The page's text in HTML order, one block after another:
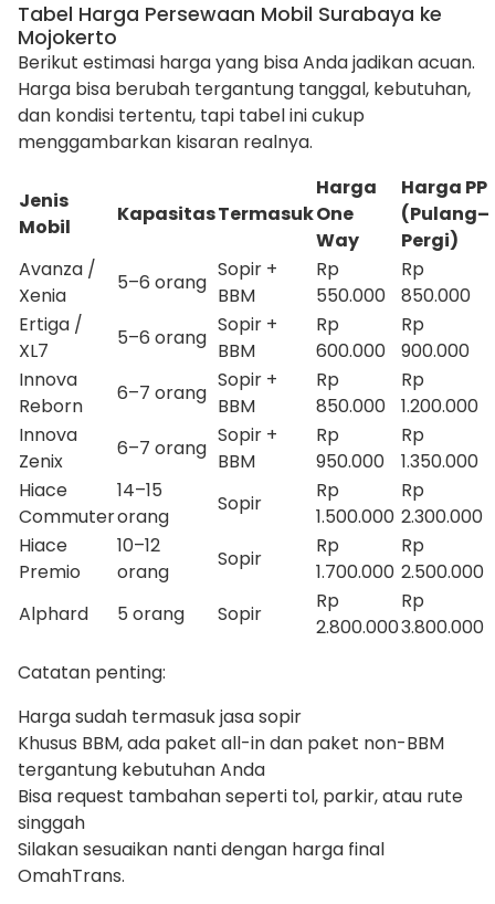
Tabel Harga Persewaan Mobil Surabaya ke
Mojokerto
Berikut estimasi harga yang bisa Anda jadikan acuan.
Harga bisa berubah tergantung tanggal, kebutuhan,
dan kondisi tertentu, tapi tabel ini cukup
menggambarkan kisaran realnya.
Jenis
Mobil
KapasitasTermasuk
Harga
One
Way
Harga PP
(Pulang–
Pergi)
Avanza /
Xenia
5–6 orang
Sopir +
BBM
Rp
550.000
Rp
850.000
Ertiga /
XL7
5–6 orang
Sopir +
BBM
Rp
600.000
Rp
900.000
Innova
Reborn
6–7 orang
Sopir +
BBM
Rp
850.000
Rp
1.200.000
Innova
Zenix
6–7 orang
Sopir +
BBM
Rp
950.000
Rp
1.350.000
Hiace
Commuter
14–15
orang
Sopir
Rp
1.500.000
Rp
2.300.000
Hiace
Premio
10–12
orang
Sopir
Rp
1.700.000
Rp
2.500.000
Alphard
5 orang Sopir
Rp
2.800.000
Rp
3.800.000
Catatan penting:
Harga sudah termasuk jasa sopir
Khusus BBM, ada paket all-in dan paket non-BBM
tergantung kebutuhan Anda
Bisa request tambahan seperti tol, parkir, atau rute
singgah
Silakan sesuaikan nanti dengan harga final
OmahTrans.